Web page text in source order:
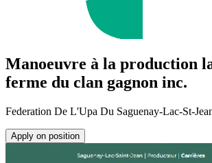
Manoeuvre à la production
ferme du clan gagnon inc.
Federation De L'Upa Du Saguenay-Lac-St-
Apply on position